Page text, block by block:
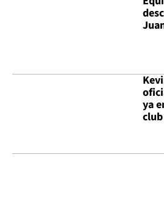
ya
club